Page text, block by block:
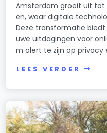
Amsterdam groeit uit tot
en, waar digitale
Deze transformatie
uwe uitdagingen voor
m alert te zijn op privacy
LEES VERDER